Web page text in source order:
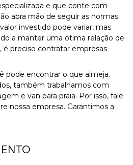
e que conte com
abra mão de seguir as normas
investido pode variar, mas
a manter uma ótima relação de
é preciso contratar empresas
pode encontrar o que almeja.
também trabalhamos com
e van para praia. Por isso, fale
nossa empresa. Garantimos a